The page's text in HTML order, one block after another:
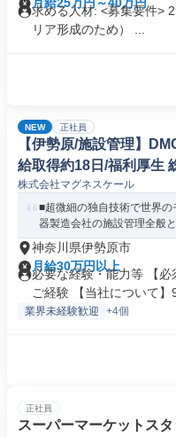
求める人材: <募集要件>
リア形成のため） ...
NEW 正社員
【伊勢原/施設管理】
給取得約18日/福利厚生
株式会社マグネスケール
■超微細の独自技術で世界
器製造会社の施設管理全般
神奈川県伊勢原市
月給30万円以上
必要な経験・能力等 【
ご経験 【当社について】9
業界未経験歓迎 +4個
正社員
スーパーマーケットス